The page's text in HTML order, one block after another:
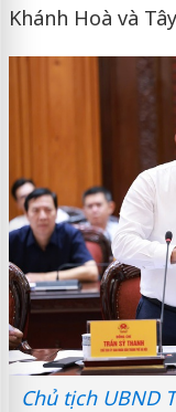
Khánh Hoà và
Chủ tịch UBND